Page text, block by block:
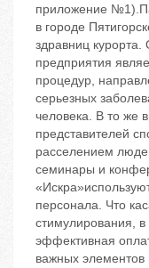
приложение
в городе
здравниц
предприятия
процедур,
серьезных
человека. В то же
представителей
расселением
семинары и
персонала. Что
стимулирования, в
эффективная
важных элементов